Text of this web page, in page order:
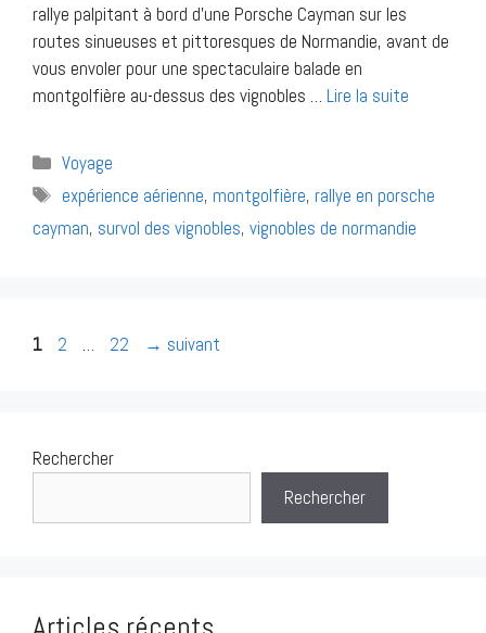
rallye palpitant à bord d’une Porsche Cayman sur les
routes sinueuses et pittoresques de Normandie, avant de
vous envoler pour une spectaculaire balade en
montgolfière au-dessus des vignobles … Lire la suite
Catégories
Voyage
Étiquettes
expérience aérienne, montgolfière, rallye en porsche
cayman, survol des vignobles, vignobles de normandie
Navigation
Page
1 Page
2 … Page
22 → suivant
Rechercher
Rechercher